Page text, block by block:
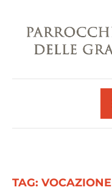
TAG: VOCAZIONE